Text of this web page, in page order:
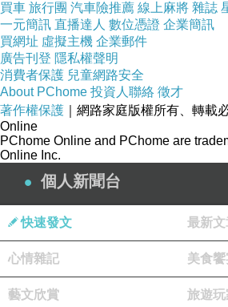
買車 旅行團 汽車險推薦 線上麻將 雜誌
一元簡訊 直播達人 數位憑證 企業簡訊
買網址 虛擬主機 企業郵件
廣告刊登 隱私權聲明
消費者保護 兒童網路安全
About PChome 投資人聯絡 徵才
著作權保護 ｜網路家庭版權所有、轉載
Online
PChome Online and PChome are
Online Inc.
個人新聞台
快速發文 最新文
心情雜記 美食
藝文欣賞 旅遊玩